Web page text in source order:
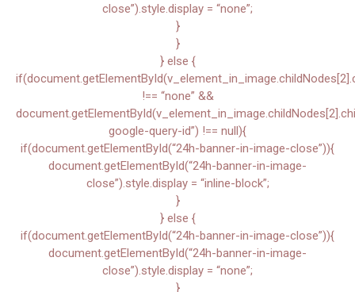
close”).style.display = “none”;
}
}
} else {
!== “none” &&
google-query-id”) !== null){
if(document.getElementById(“24h-banner-in-image-close”)){
document.getElementById(“24h-banner-in-image-
close”).style.display = “inline-block”;
}
} else {
if(document.getElementById(“24h-banner-in-image-close”)){
document.getElementById(“24h-banner-in-image-
close”).style.display = “none”;
}